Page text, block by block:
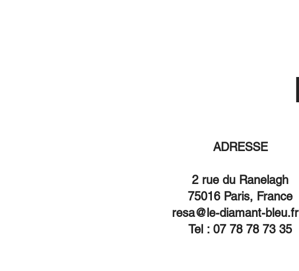
ADRESSE
2 rue du Ranelagh
75016 Paris, France
resa@le-diamant-
Tel : 07 78 78 73 35